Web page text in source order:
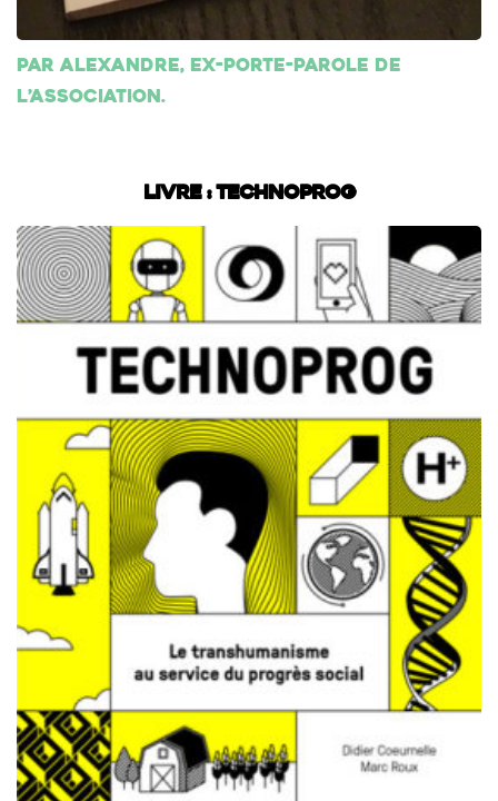
Par Alexandre, ex-porte-parole de
l’association.
Livre : Technoprog